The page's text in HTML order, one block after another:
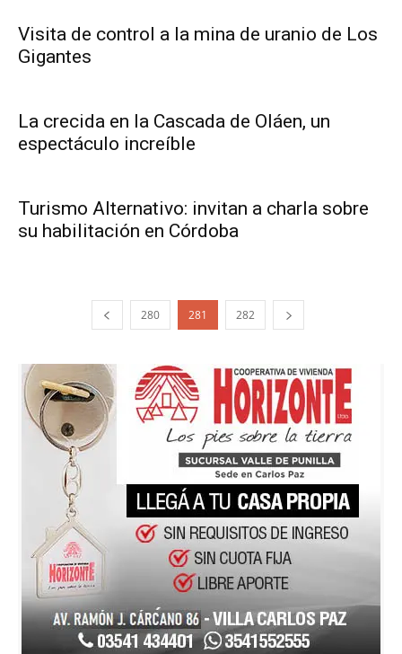
Visita de control a la mina de uranio de Los
Gigantes
La crecida en la Cascada de Oláen, un
espectáculo increíble
Turismo Alternativo: invitan a charla sobre
su habilitación en Córdoba
280 281 282